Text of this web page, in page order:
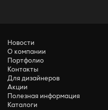
Новости
О компании
Портфолио
Контакты
Для дизайнеров
Акции
Полезная информация
Каталоги